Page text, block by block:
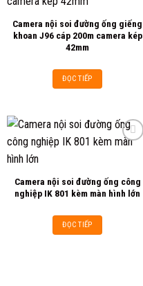
wishlist
Camera nội soi đường ống giếng
khoan J96 cáp 200m camera kép
42mm
ĐỌC TIẾP
wishlist
Camera nội soi đường ống công
nghiệp IK 801 kèm màn hình lớn
ĐỌC TIẾP